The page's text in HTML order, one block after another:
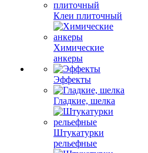
Клеи плиточный
Химические
анкеры
Эффекты
Гладкие, шелка
Штукатурки
рельефные